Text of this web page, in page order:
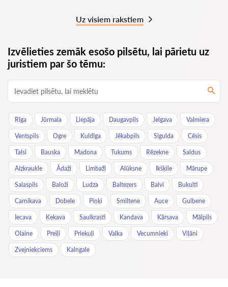
Uz visiem rakstiem
Izvēlieties zemāk esošo pilsētu, lai pārietu uz
juristiem par šo tēmu:
Rīga Jūrmala Liepāja Daugavpils Jelgava Valmiera
Ventspils Ogre Kuldīga Jēkabpils Sigulda Cēsis
Talsi Bauska Madona Tukums Rēzekne Saldus
Aizkraukle Ādaži Limbaži Alūksne Ikšķile Mārupe
Salaspils Baloži Ludza Baltezers Balvi Bukulti
Carnikava Dobele Piņķi Smiltene Auce Gulbene
Iecava Ķekava Saulkrasti Kandava Kārsava Mālpils
Olaine Preiļi Priekuļi Valka Vecumnieki Viļāni
Zvejniekciems Kalngale